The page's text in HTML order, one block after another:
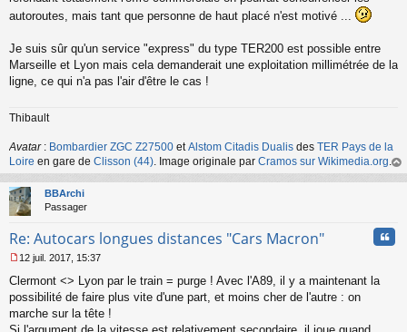
autoroutes, mais tant que personne de haut placé n'est motivé ...
Je suis sûr qu'un service "express" du type TER200 est possible entre
Marseille et Lyon mais cela demanderait une exploitation millimétrée de la
ligne, ce qui n'a pas l'air d'être le cas !
Thibault
Avatar : Bombardier ZGC Z27500 etAlstom Citadis Dualis des TER Pays de la
Loire en gare de Clisson (44) . Image originale par Cramos sur Wikimedia.org
au
BBArchi
Passager
Re: Autocars longues distances "Cars Macron"
e
s
s
a
12 juil. 2017, 15:37
Clermont <> Lyon par le train = purge ! Avec l'A89, il y a maintenant la
possibilité de faire plus vite d'une part, et moins cher de l'autre : on
marche sur la tête !